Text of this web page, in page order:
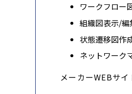
ワークフロー
組織図表示/編
状態遷移図作
ネットワーク
メーカーWEBサ